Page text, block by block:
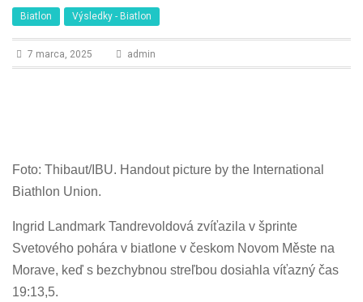
o
n
Biatlon Výsledky - Biatlon
7 marca, 2025 admin
Foto: Thibaut/IBU. Handout picture by the International
Biathlon Union.
Ingrid Landmark Tandrevoldová zvíťazila v šprinte
Svetového pohára v biatlone v českom Novom Měste na
Morave, keď s bezchybnou streľbou dosiahla víťazný čas
19:13,5.